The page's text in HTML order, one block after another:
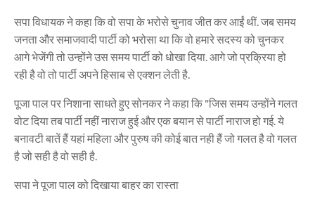
सपा विधायक ने कहा कि वो सपा के भरोसे चुनाव जीत कर आईं थीं. जब समय
जनता और समाजवादी पार्टी को भरोसा था कि वो हमारे सदस्य को चुनकर
आगे भेजेंगी तो उन्होंने उस समय पार्टी को धोखा दिया. आगे जो प्रक्रिया हो
रही है वो तो पार्टी अपने हिसाब से एक्शन लेती है.
पूजा पाल पर निशाना साधते हुए सोनकर ने कहा कि "जिस समय उन्होंने गलत
वोट दिया तब पार्टी नहीं नाराज हुई और एक बयान से पार्टी नाराज हो गई. ये
बनावटी बातें हैं यहां महिला और पुरुष की कोई बात नही हैं जो गलत है वो गलत
है जो सही है वो सही है.
सपा ने पूजा पाल को दिखाया बाहर का रास्ता